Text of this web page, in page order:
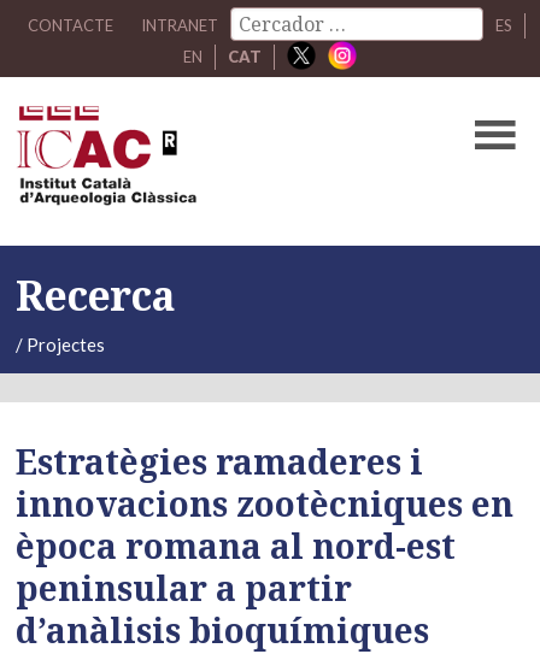
CONTACTE INTRANET
ES
EN
CAT
Recerca
/ Projectes
Estratègies ramaderes i
innovacions zootècniques en
època romana al nord-est
peninsular a partir
d’anàlisis bioquímiques